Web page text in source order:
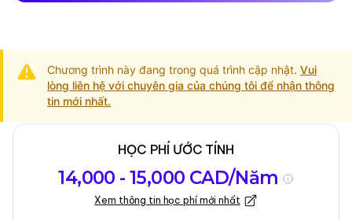
Chương trình này đang trong quá trình cập nhật. Vui
lòng liên hệ với chuyên gia của chúng tôi để nhận thông
tin mới nhất.
chương trình
Học
Kỳ nhập học
Cập nhật lần cuối vào 31-03-2025
HỌC PHÍ ƯỚC TÍNH
14,000 - 15,000 CAD/Năm
Xem thông tin học phí mới nhất